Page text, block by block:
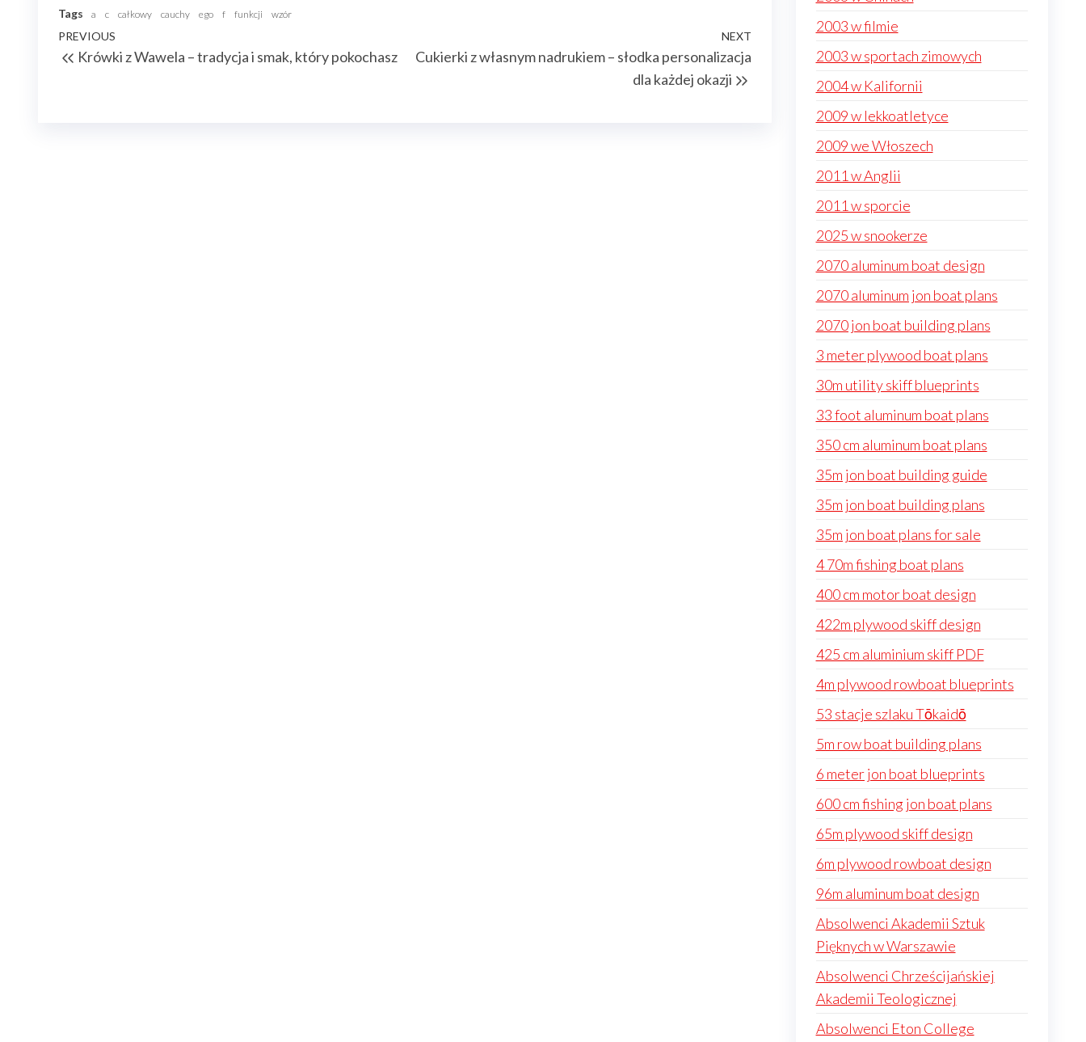
Tags
a c całkowy cauchy ego f funkcji wzór
Nawigacja
wpisu
Previous
Post
PREVIOUS
Krówki z Wawela – tradycja i smak, który pokochasz
Next
Post
NEXT
Cukierki z własnym nadrukiem – słodka personalizacja
dla każdej okazji
2003 w filmie
2003 w sportach zimowych
2004 w Kalifornii
2009 w lekkoatletyce
2009 we Włoszech
2011 w Anglii
2011 w sporcie
2025 w snookerze
2070 aluminum boat design
2070 aluminum jon boat plans
2070 jon boat building plans
3 meter plywood boat plans
30m utility skiff blueprints
33 foot aluminum boat plans
350 cm aluminum boat plans
35m jon boat building guide
35m jon boat building plans
35m jon boat plans for sale
4 70m fishing boat plans
400 cm motor boat design
422m plywood skiff design
425 cm aluminium skiff PDF
4m plywood rowboat blueprints
53 stacje szlaku Tōkaidō
5m row boat building plans
6 meter jon boat blueprints
600 cm fishing jon boat plans
65m plywood skiff design
6m plywood rowboat design
96m aluminum boat design
Absolwenci Akademii Sztuk
Pięknych w Warszawie
Absolwenci Chrześcijańskiej
Akademii Teologicznej
Absolwenci Eton College